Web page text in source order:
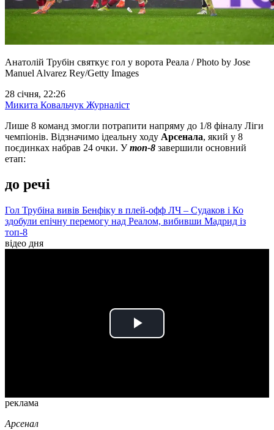
Анатолій Трубін святкує гол у ворота Реала / Photo by Jose
Manuel Alvarez Rey/Getty Images
28 січня, 22:26
Микита Ковальчук Журналіст
Лише 8 команд змогли потрапити напряму до 1/8 фіналу Ліги
чемпіонів. Відзначимо ідеальну ходу Арсенала, який у 8
поєдинках набрав 24 очки. Утоп-8 завершили основний
етап:
до речі
Гол Трубіна вивів Бенфіку в плей-офф ЛЧ – Судаков і Ко
здобули епічну перемогу над Реалом, вибивши Мадрид із
топ-8
відео дня
Play
реклама
Арсенал